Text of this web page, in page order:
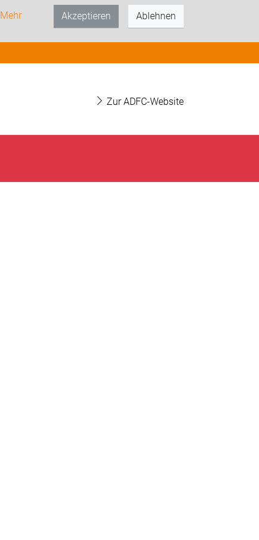
Mehr
Akzeptieren Ablehnen
Zur ADFC-Website